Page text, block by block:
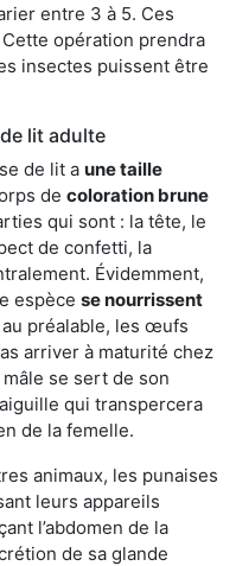
entre 3 à 5. Ces
opération prendra
insectes puissent être
lit adulte
de lit a une taille
de coloration brune
qui sont : la tête, le
de confetti, la
Évidemment,
espèce se nourrissent
préalable, les œufs
arriver à maturité chez
se sert de son
qui transpercera
de la femelle.
animaux, les punaises
leurs appareils
l’abdomen de la
de sa glande